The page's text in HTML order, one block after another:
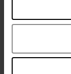
Un Jardin